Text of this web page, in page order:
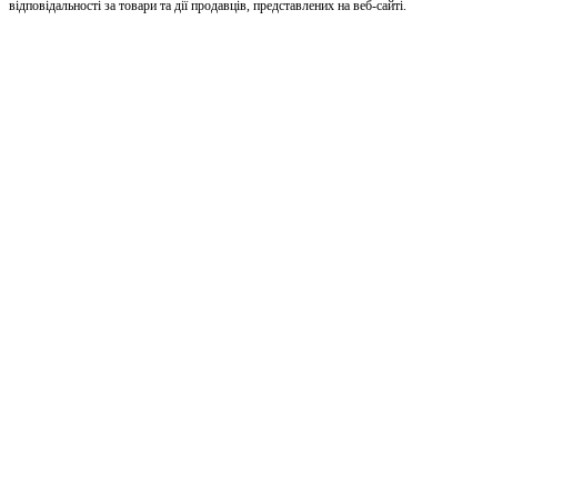
відповідальності за товари та дії продавців, представлених на веб-сайті.